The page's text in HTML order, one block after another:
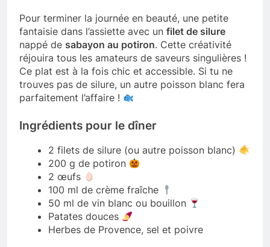
Pour terminer la journée en beauté, une petite
fantaisie dans l’assiette avec un filet de silure
nappé de sabayon au potiron. Cette créativité
réjouira tous les amateurs de saveurs singulières !
Ce plat est à la fois chic et accessible. Si tu ne
trouves pas de silure, un autre poisson blanc fera
parfaitement l’affaire !
Ingrédients pour le dîner
2 filets de silure (ou autre poisson blanc)
200 g de potiron
2 œufs
100 ml de crème fraîche
50 ml de vin blanc ou bouillon
Patates douces
Herbes de Provence, sel et poivre